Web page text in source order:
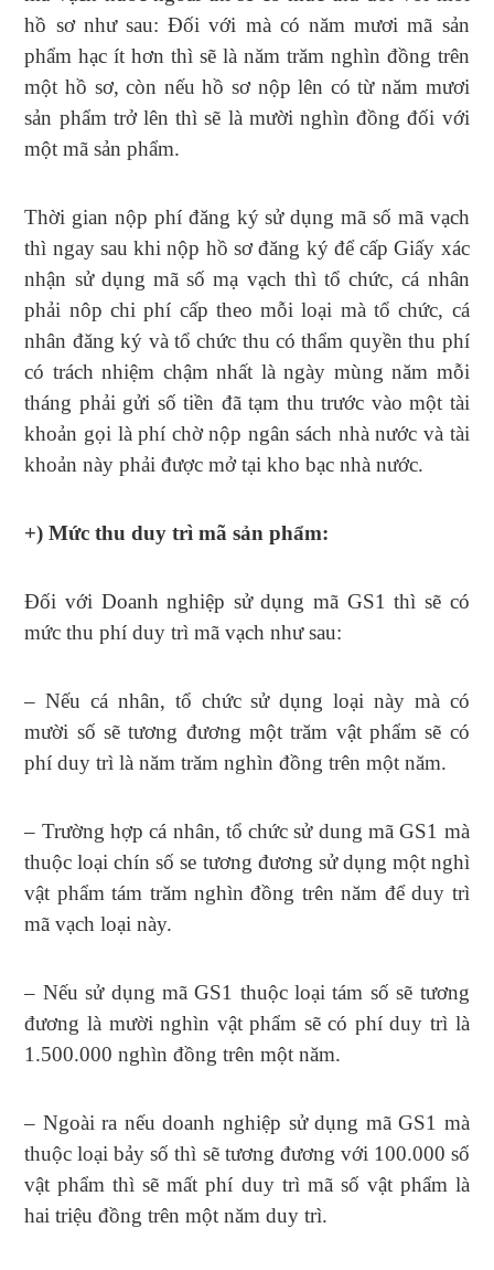
hồ sơ như sau: Đối với mà có năm mươi mã sản
phẩm hạc ít hơn thì sẽ là năm trăm nghìn đồng trên
một hồ sơ, còn nếu hồ sơ nộp lên có từ năm mươi
sản phẩm trở lên thì sẽ là mười nghìn đồng đối với
một mã sản phẩm.
Thời gian nộp phí đăng ký sử dụng mã số mã vạch
thì ngay sau khi nộp hồ sơ đăng ký để cấp Giấy xác
nhận sử dụng mã số mạ vạch thì tổ chức, cá nhân
phải nôp chi phí cấp theo mỗi loại mà tổ chức, cá
nhân đăng ký và tổ chức thu có thẩm quyền thu phí
có trách nhiệm chậm nhất là ngày mùng năm mỗi
tháng phải gửi số tiền đã tạm thu trước vào một tài
khoản gọi là phí chờ nộp ngân sách nhà nước và tài
khoản này phải được mở tại kho bạc nhà nước.
+) Mức thu duy trì mã sản phẩm:
Đối với Doanh nghiệp sử dụng mã GS1 thì sẽ có
mức thu phí duy trì mã vạch như sau:
– Nếu cá nhân, tổ chức sử dụng loại này mà có
mười số sẽ tương đương một trăm vật phẩm sẽ có
phí duy trì là năm trăm nghìn đồng trên một năm.
– Trường hợp cá nhân, tổ chức sử dung mã GS1 mà
thuộc loại chín số se tương đương sử dụng một nghì
vật phẩm tám trăm nghìn đồng trên năm để duy trì
mã vạch loại này.
– Nếu sử dụng mã GS1 thuộc loại tám số sẽ tương
đương là mười nghìn vật phẩm sẽ có phí duy trì là
1.500.000 nghìn đồng trên một năm.
– Ngoài ra nếu doanh nghiệp sử dụng mã GS1 mà
thuộc loại bảy số thì sẽ tương đương với 100.000 số
vật phẩm thì sẽ mất phí duy trì mã số vật phẩm là
hai triệu đồng trên một năm duy trì.